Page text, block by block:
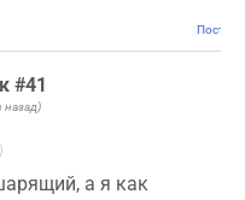
#41
назад)
а я как